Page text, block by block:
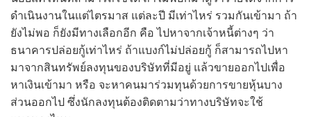
ดำเนินงานในแต่ไตรมาส แต่ละปี มีเท่าไหร่ รวมกันเข้ามา ถ้า
ยังไม่พอ ก็ยังมีทางเลือกอีก คือ ไปหาจากเจ้าหนี้ต่างๆ ว่า
ธนาคารปล่อยกู้เท่าไหร่ ถ้าแบงก์ไม่ปล่อยกู้ ก็สามารถไปหา
มาจากสินทรัพย์ลงทุนของบริษัทที่มีอยู่ แล้วขายออกไปเพื่อ
หาเงินเข้ามา หรือ จะหาคนมาร่วมทุนด้วยการขายหุ้นบาง
ส่วนออกไป ซึ่งนักลงทุนต้องติดตามว่าทางบริษัทจะใช้